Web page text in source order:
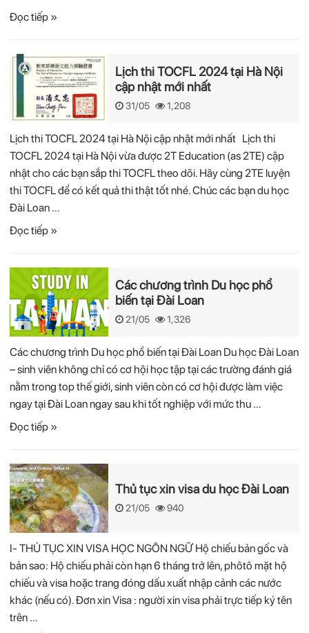
Đọc tiếp »
Lịch thi TOCFL 2024 tại Hà Nội
cập nhật mới nhất
31/05 1,208
Lịch thi TOCFL 2024 tại Hà Nội cập nhật mới nhất Lịch thi
TOCFL 2024 tại Hà Nội vừa được 2T Education (as 2TE) cập
nhật cho các bạn sắp thi TOCFL theo dõi. Hãy cùng 2TE luyện
thi TOCFL để có kết quả thi thật tốt nhé. Chúc các bạn du học
Đài Loan …
Đọc tiếp »
Các chương trình Du học phổ
biến tại Đài Loan
21/05 1,326
Các chương trình Du học phổ biến tại Đài Loan Du học Đài Loan
– sinh viên không chỉ có cơ hội học tập tại các trường đánh giá
nằm trong top thế giới, sinh viên còn có cơ hội được làm việc
ngay tại Đài Loan ngay sau khi tốt nghiệp với mức thu …
Đọc tiếp »
Thủ tục xin visa du học Đài Loan
21/05 940
I- THỦ TỤC XIN VISA HỌC NGÔN NGỮ Hộ chiếu bản gốc và
bản sao: Hộ chiếu phải còn hạn 6 tháng trở lên, phôtô mặt hộ
chiếu và visa hoặc trang đóng dấu xuất nhập cảnh các nước
khác (nếu có). Đơn xin Visa : người xin visa phải trực tiếp ký tên
trên …